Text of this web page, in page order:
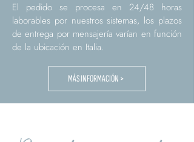
El pedido se procesa en 24/48 horas
laborables por nuestros sistemas, los plazos
de entrega por mensajería varían en función
de la ubicación en Italia.
MÁS INFORMACIÓN >